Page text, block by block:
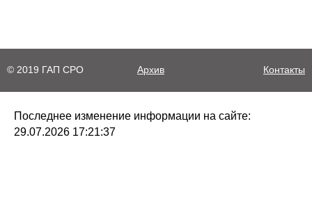
© 2019 ГАП СРО Архив Контакты
Последнее изменение информации на сайте:
29.07.2026 17:21:37